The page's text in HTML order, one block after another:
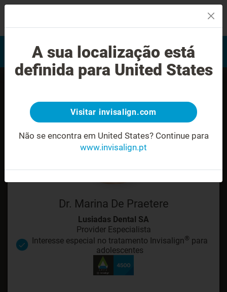
Avaliação do sorriso
Encontrar um Invisalign
provider
Dr. Marina De Praetere
Lusiadas Dental SA
Provider Especialista
Interesse especial no tratamento Invisalign® para
adolescentes
A sua localização está
definida para United States
Visitar invisalign.com
Não se encontra em United States? Continue para
www.invisalign.pt